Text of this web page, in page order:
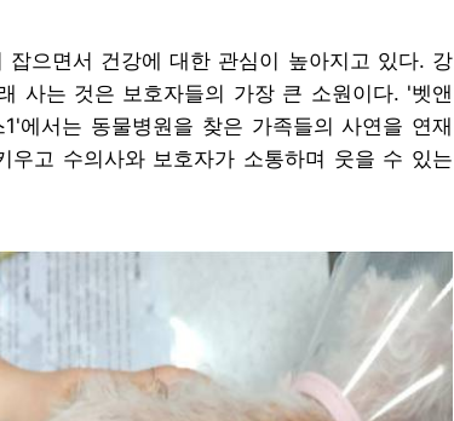
으면서 건강에 대한 관심이 높아지고 있다. 강
사는 것은 보호자들의 가장 큰 소원이다. '벳앤
에서는 동물병원을 찾은 가족들의 사연을 연재
고 수의사와 보호자가 소통하며 웃을 수 있는